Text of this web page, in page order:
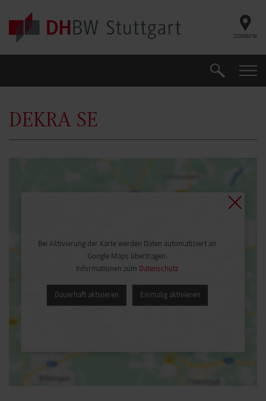
Skip to main content
Standorte
Suche
DEKRA SE
Bei Aktivierung der Karte werden Daten automatisiert an
Google Maps übertragen.
Informationen zum Datenschutz
Dauerhaft aktivieren Einmalig aktivieren